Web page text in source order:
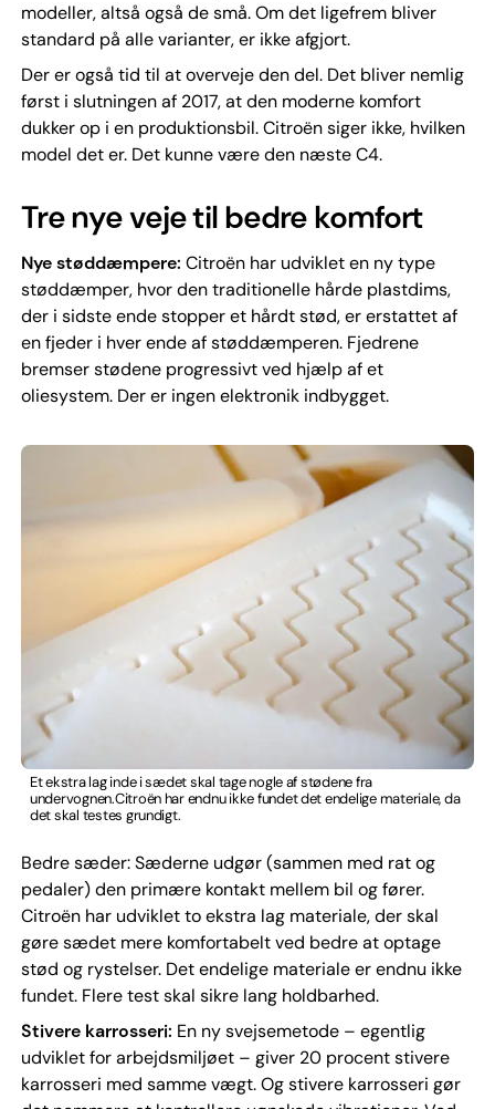
modeller, altså også de små. Om det ligefrem bliver
standard på alle varianter, er ikke afgjort.
Der er også tid til at overveje den del. Det bliver nemlig
først i slutningen af 2017, at den moderne komfort
dukker op i en produktionsbil. Citroën siger ikke, hvilken
model det er. Det kunne være den næste C4.
Tre nye veje til bedre komfort
Nye støddæmpere: Citroën har udviklet en ny type
støddæmper, hvor den traditionelle hårde plastdims,
der i sidste ende stopper et hårdt stød, er erstattet af
en fjeder i hver ende af støddæmperen. Fjedrene
bremser stødene progressivt ved hjælp af et
oliesystem. Der er ingen elektronik indbygget.
Et ekstra lag inde i sædet skal tage nogle af stødene fra
undervognen.Citroën har endnu ikke fundet det endelige materiale, da
det skal testes grundigt.
Bedre sæder: Sæderne udgør (sammen med rat og
pedaler) den primære kontakt mellem bil og fører.
Citroën har udviklet to ekstra lag materiale, der skal
gøre sædet mere komfortabelt ved bedre at optage
stød og rystelser. Det endelige materiale er endnu ikke
fundet. Flere test skal sikre lang holdbarhed.
Stivere karrosseri: En ny svejsemetode – egentlig
udviklet for arbejdsmiljøet – giver 20 procent stivere
karrosseri med samme vægt. Og stivere karrosseri gør